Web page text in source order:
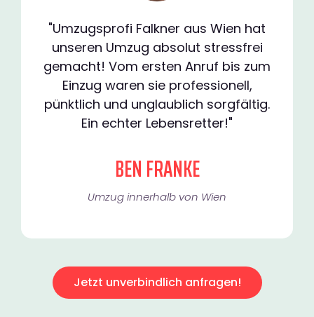
"Umzugsprofi Falkner aus Wien hat
unseren Umzug absolut stressfrei
gemacht! Vom ersten Anruf bis zum
Einzug waren sie professionell,
pünktlich und unglaublich sorgfältig.
Ein echter Lebensretter!"
BEN FRANKE
Umzug innerhalb von Wien​
Jetzt unverbindlich anfragen!